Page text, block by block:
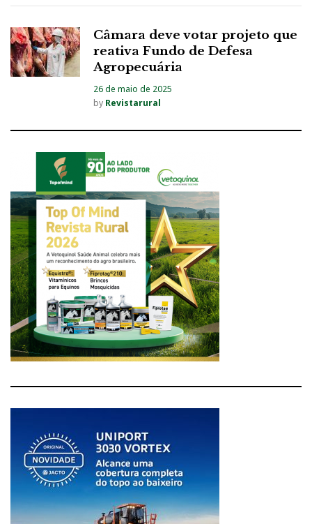
Câmara deve votar projeto que
reativa Fundo de Defesa
Agropecuária
26 de maio de 2025
by Revistarural